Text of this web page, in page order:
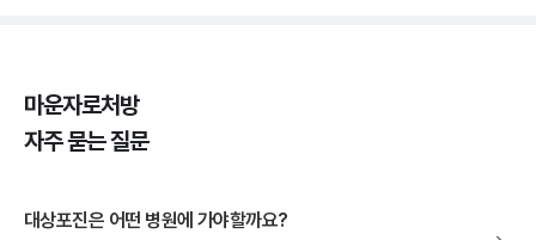
마운자로처방
자주 묻는 질문
대상포진은 어떤 병원에 가야할까요?